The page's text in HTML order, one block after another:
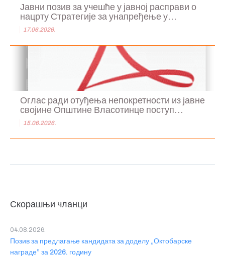
Јавни позив за учешће у јавној расправи о
нацрту Стратегије за унапређење у...
17.06.2026.
Оглас ради отуђења непокретности из јавне
својине Општине Власотинце поступ...
15.06.2026.
Скорашњи чланци
Позив за предлагање кандидата за доделу „Октобарске
награде” за 2026. годину
04.08.2026.